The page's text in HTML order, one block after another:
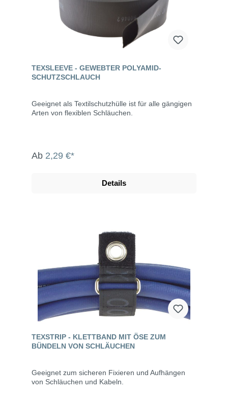
TEXSLEEVE - GEWEBTER POLYAMID-
SCHUTZSCHLAUCH
Geeignet als Textilschutzhülle ist für alle gängigen
Arten von flexiblen Schläuchen.
Ab 2,29 €*
Details
TEXSTRIP - KLETTBAND MIT ÖSE ZUM
BÜNDELN VON SCHLÄUCHEN
Geeignet zum sicheren Fixieren und Aufhängen
von Schläuchen und Kabeln.